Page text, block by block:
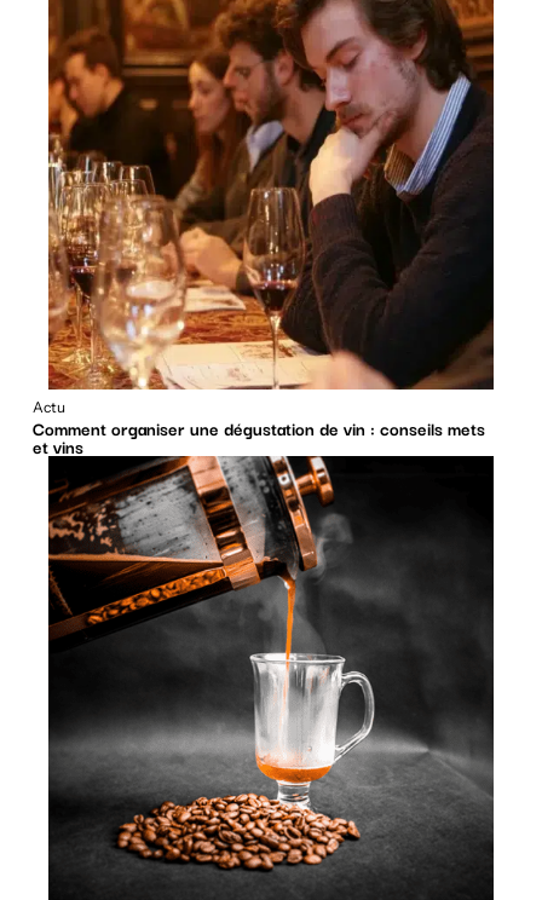
Actu
Comment organiser une dégustation de vin : conseils mets
et vins